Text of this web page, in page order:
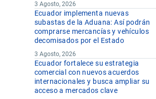
3 Agosto, 2026
Ecuador implementa nuevas
subastas de la Aduana: Así podrán
comprarse mercancías y vehículos
decomisados por el Estado
3 Agosto, 2026
Ecuador fortalece su estrategia
comercial con nuevos acuerdos
internacionales y busca ampliar su
acceso a mercados clave